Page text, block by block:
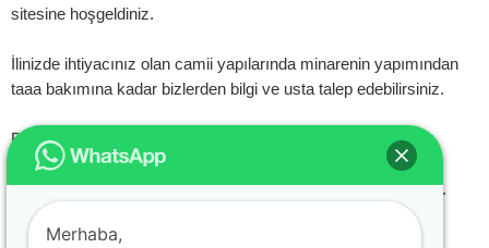
sitesine hoşgeldiniz.
İlinizde ihtiyacınız olan camii yapılarında minarenin yapımından
taaa bakımına kadar bizlerden bilgi ve usta talep edebilirsiniz.
Bilmelisiniz ki minarelerin yapımının ardından düzenli olarak
minare boyalarının yenilenmesi ve zamanla eskiyen özellikle
şerafelerin su giderlerinin yenilenmesi çok önemli hususlardır.
Yenilik ile minarelerinizin ömürlerini de uzatabilirsiniz.
Merhaba,